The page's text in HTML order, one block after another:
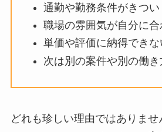
通勤や勤務条件がきつい
職場の雰囲気が自分に合
単価や評価に納得できな
次は別の案件や別の働
どれも珍しい理由ではありませ